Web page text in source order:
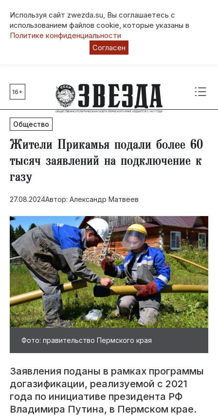
Используя сайт zwezda.su, Вы соглашаетесь с
использованием файлов cookie, которые указаны в
Политике конфиденциальности
Согласен
Главные темы
80 лет Победы
Молодежная столица РФ
СВО
Выборы в Пермском крае
Инфраструктура
Благоустройство
16+
Общество
Жители Прикамья подали более 60
тысяч заявлений на подключение к
газу
27.08.2024Автор: Александр Матвеев
Фото: правительство Пермского края
Заявления поданы в рамках программы
догазификации, реализуемой с 2021
года по инициативе президента РФ
Владимира Путина, в Пермском крае.